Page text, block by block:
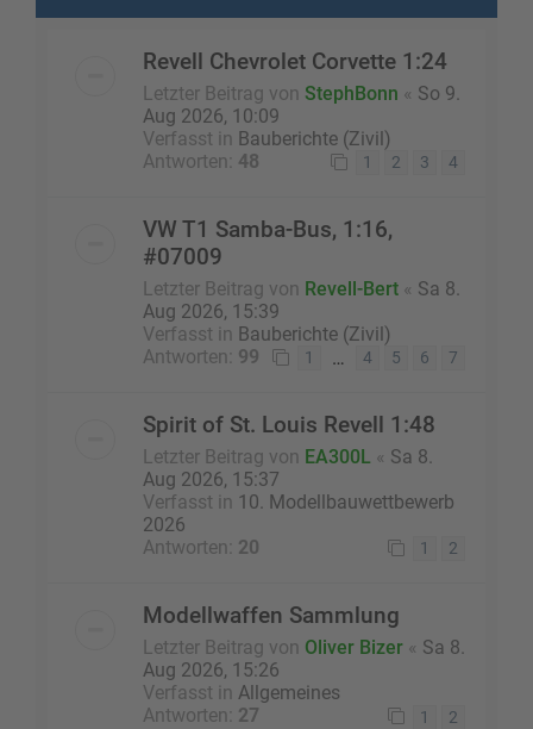
Revell Chevrolet Corvette 1:24
Letzter Beitrag von StephBonn « So 9.
Aug 2026, 10:09
Verfasst in Bauberichte (Zivil)
Antworten: 48 1 2 3 4
VW T1 Samba-Bus, 1:16,
#07009
Letzter Beitrag von Revell-Bert « Sa 8.
Aug 2026, 15:39
Verfasst in Bauberichte (Zivil)
Antworten: 99 1 … 4 5 6 7
Spirit of St. Louis Revell 1:48
Letzter Beitrag von EA300L « Sa 8.
Aug 2026, 15:37
Verfasst in 10. Modellbauwettbewerb
2026
Antworten: 20 1 2
Modellwaffen Sammlung
Letzter Beitrag von Oliver Bizer « Sa 8.
Aug 2026, 15:26
Verfasst in Allgemeines
Antworten: 27 1 2